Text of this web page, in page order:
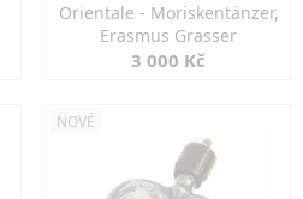
Orientale - Moriskentänzer,
Erasmus Grasser
3 000 Kč
NOVÉ